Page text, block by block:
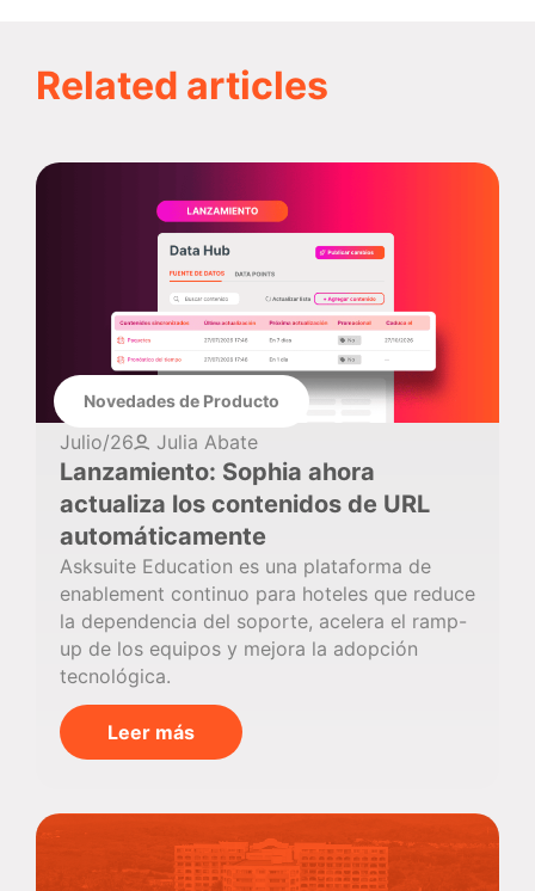
Related articles
Novedades de Producto
Julio/26 Julia Abate
Lanzamiento: Sophia ahora
actualiza los contenidos de URL
automáticamente
Asksuite Education es una plataforma de
enablement continuo para hoteles que reduce
la dependencia del soporte, acelera el ramp-
up de los equipos y mejora la adopción
tecnológica.
Leer más